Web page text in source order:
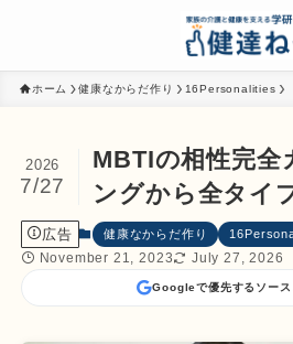
ホーム 健康なからだ作り 16Personalities
MBTIの相性完全
ングから全タイ
2026
7/27
広告 健康なからだ作り
November 21, 2023 July 27, 2026
Googleで優先するソース